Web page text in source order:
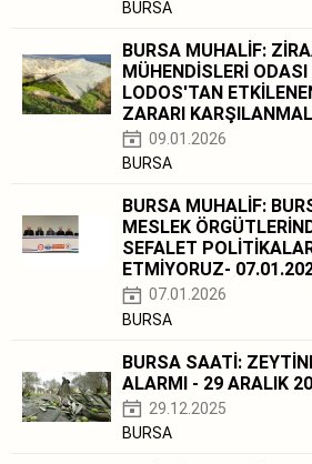
BURSA
BURSA MUHALİF:
MÜHENDİSLERİ
LODOS'TAN
ZARARI
09.01.2026
BURSA
BURSA MUHALİF:
MESLEK
SEFALET
ETMİYORUZ-
07.01.2026
BURSA
BURSA SAATİ:
ALARMI - 29 ARALIK
29.12.2025
BURSA